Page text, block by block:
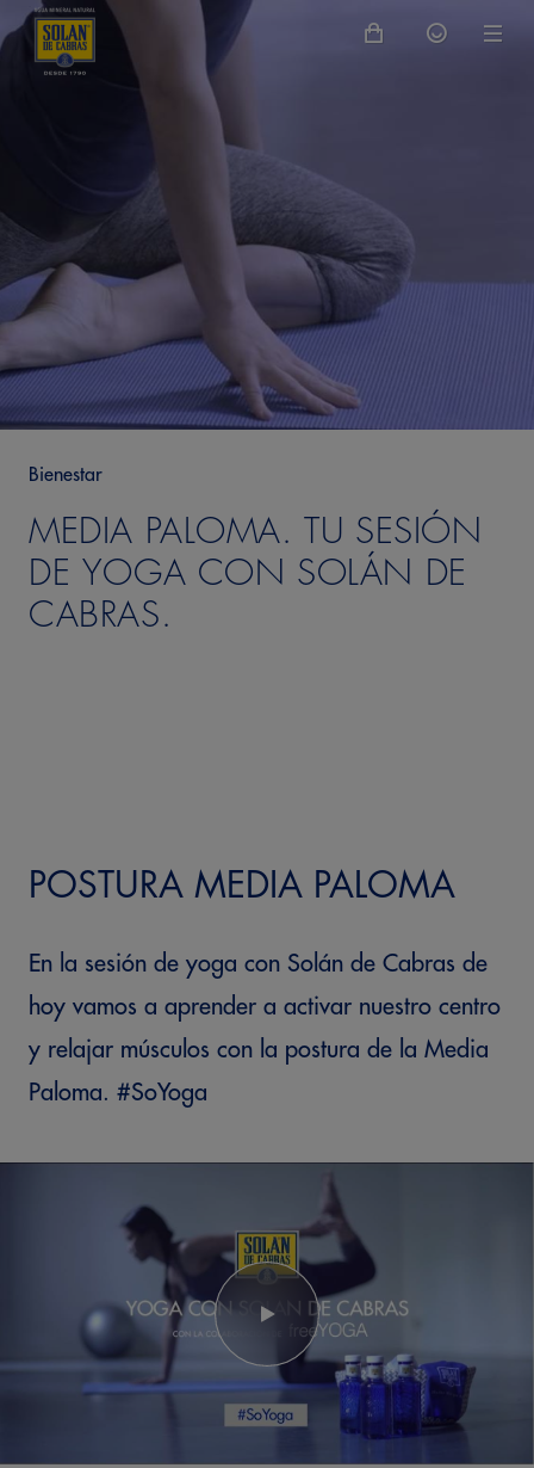
Bienestar
MEDIA PALOMA. TU SESIÓN
DE YOGA CON SOLÁN DE
CABRAS.
POSTURA MEDIA PALOMA
En la sesión de yoga con Solán de Cabras de
hoy vamos a aprender a activar nuestro centro
y relajar músculos con la postura de la Media
Paloma. #SoYoga